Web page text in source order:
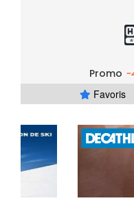
Promo -
Favoris